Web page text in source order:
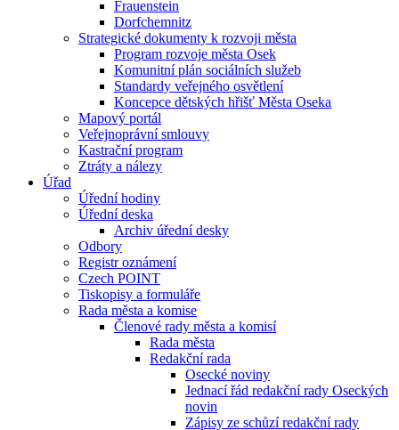
Frauenstein
Dorfchemnitz
Strategické dokumenty k rozvoji města
Program rozvoje města Osek
Komunitní plán sociálních služeb
Standardy veřejného osvětlení
Koncepce dětských hřišť Města Oseka
Mapový portál
Veřejnoprávní smlouvy
Kastrační program
Ztráty a nálezy
Úřad
Úřední hodiny
Úřední deska
Archiv úřední desky
Odbory
Registr oznámení
Czech POINT
Tiskopisy a formuláře
Rada města a komise
Členové rady města a komisí
Rada města
Redakční rada
Osecké noviny
Jednací řád redakční rady Oseckých
novin
Zápisy ze schůzí redakční rady